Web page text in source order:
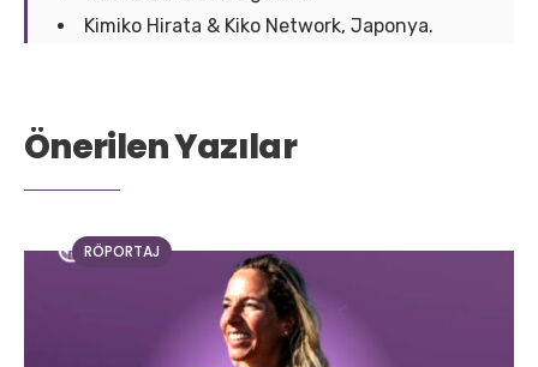
Kimiko Hirata & Kiko Network, Japonya.
Önerilen Yazılar
RÖPORTAJ